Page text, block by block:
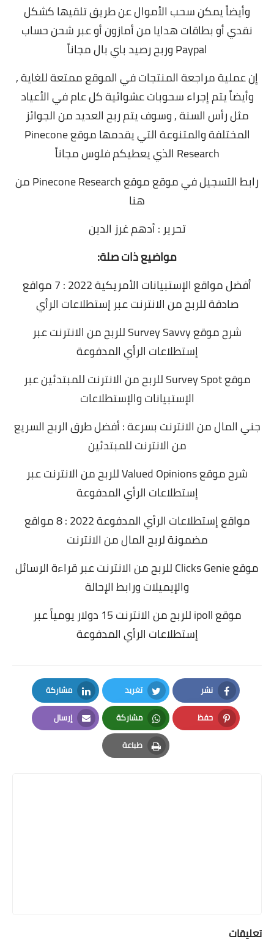
وأيضاً يمكن سحب الأموال عن طريق تلقيها كشكل
نقدي أو بطاقات هدايا من أمازون أو عبر شحن حساب
Paypal وربح رصيد باي بال مجاناً
إن عملية مراجعة المنتجات في الموقع ممتعة للغاية ,
وأيضاً يتم إجراء سحوبات عشوائية كل عام في الأعياد
مثل رأس السنة , وسوف يتم ربح العديد من الجوائز
المختلفة والمتنوعة التي يقدمها موقع Pinecone
Research الذي يعطيكم فلوس مجاناً
رابط التسجيل في موقعموقع Pinecone Research
من
هنا
تحرير : أدهم غرز الدين
مواضيع ذات صلة:
أفضل مواقع الإستبيانات الأمريكية 2022 : 7 مواقع
صادقة للربح من الانترنت عبر إستطلاعات الرأي
شرح موقع Survey Savvy للربح من الانترنت عبر
إستطلاعات الرأي المدفوعة
موقع Survey Spot للربح من الانترنت للمبتدئين عبر
الإستبيانات والإستطلاعات
جني المال من الانترنت بسرعة : أفضل طرق الربح السريع
من الانترنت للمبتدئين
شرح موقع Valued Opinions للربح من الانترنت عبر
إستطلاعات الرأي المدفوعة
مواقع إستطلاعات الرأي المدفوعة 2022 : 8 مواقع
مضمونة لربح المال من الانترنت
موقع Clicks Genie للربح من الانترنت عبر قراءة الرسائل
والإيميلات ورابط الإحالة
موقع ipoll للربح من الانترنت 15 دولار يومياً عبر
إستطلاعات الرأي المدفوعة
نشر
Facebook
تغريد
Twitter
مشاركة
LinkedIn
حفظ
Pinterest
مشاركة
Whatsapp
إرسال
Email
طباعة
Print
تعليقات